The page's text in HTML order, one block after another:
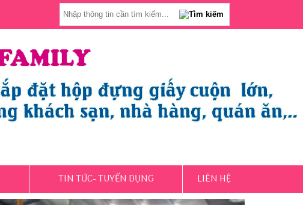
TIN TỨC- TUYỂN DỤNG LIÊN HỆ